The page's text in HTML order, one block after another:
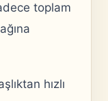
toplam
hızlı